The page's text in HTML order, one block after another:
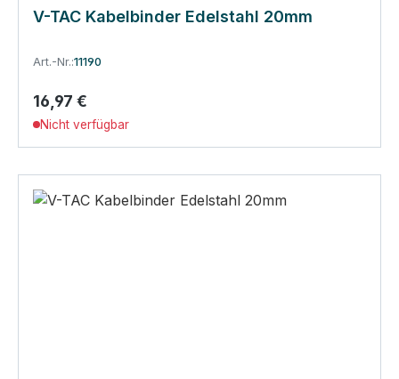
V-TAC Kabelbinder Edelstahl 20mm
Art.-Nr.:11190
Regulärer Preis:
16,97 €
Nicht verfügbar